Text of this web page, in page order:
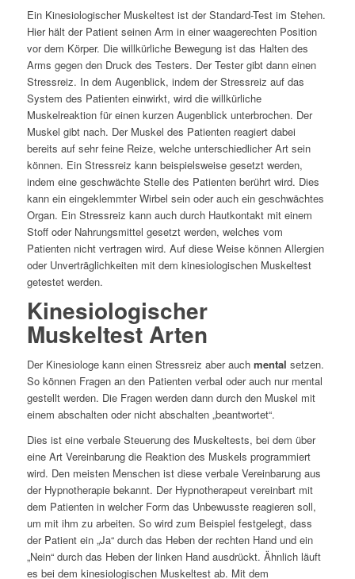
Ein Kinesiologischer Muskeltest ist der Standard-Test im Stehen.
Hier hält der Patient seinen Arm in einer waagerechten Position
vor dem Körper. Die willkürliche Bewegung ist das Halten des
Arms gegen den Druck des Testers. Der Tester gibt dann einen
Stressreiz. In dem Augenblick, indem der Stressreiz auf das
System des Patienten einwirkt, wird die willkürliche
Muskelreaktion für einen kurzen Augenblick unterbrochen. Der
Muskel gibt nach. Der Muskel des Patienten reagiert dabei
bereits auf sehr feine Reize, welche unterschiedlicher Art sein
können. Ein Stressreiz kann beispielsweise gesetzt werden,
indem eine geschwächte Stelle des Patienten berührt wird. Dies
kann ein eingeklemmter Wirbel sein oder auch ein geschwächtes
Organ. Ein Stressreiz kann auch durch Hautkontakt mit einem
Stoff oder Nahrungsmittel gesetzt werden, welches vom
Patienten nicht vertragen wird. Auf diese Weise können Allergien
oder Unverträglichkeiten mit dem kinesiologischen Muskeltest
getestet werden.
Kinesiologischer
Muskeltest Arten
Der Kinesiologe kann einen Stressreiz aber auch mental setzen.
So können Fragen an den Patienten verbal oder auch nur mental
gestellt werden. Die Fragen werden dann durch den Muskel mit
einem abschalten oder nicht abschalten „beantwortet“.
Dies ist eine verbale Steuerung des Muskeltests, bei dem über
eine Art Vereinbarung die Reaktion des Muskels programmiert
wird. Den meisten Menschen ist diese verbale Vereinbarung aus
der Hypnotherapie bekannt. Der Hypnotherapeut vereinbart mit
dem Patienten in welcher Form das Unbewusste reagieren soll,
um mit ihm zu arbeiten. So wird zum Beispiel festgelegt, dass
der Patient ein „Ja“ durch das Heben der rechten Hand und ein
„Nein“ durch das Heben der linken Hand ausdrückt. Ähnlich läuft
es bei dem kinesiologischen Muskeltest ab. Mit dem